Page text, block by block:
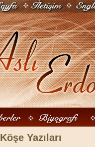
Köşe Yazıları